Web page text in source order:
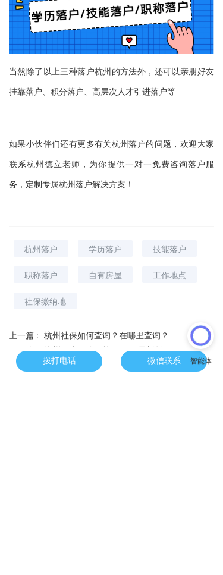
当然除了 以上三种落户杭州的方法外，还可以 亲朋好友
挂靠落户、积分落户、高层次人才引进落户等
如果小伙伴们还有更多有关杭州落户的 问题， 欢迎大家
联系杭州德立老师，为你提供一对一免费咨询落户服
务，定制专属杭州落户解决方案！
杭州落户 学历落户 技能落户
职称落户 自有房屋 工作地点
社保缴纳地
上一篇 : 杭州社保如何查询？在哪里查询？
下一篇 : 杭州买房限购政策（2022最新版）
微信联系
拨打电话